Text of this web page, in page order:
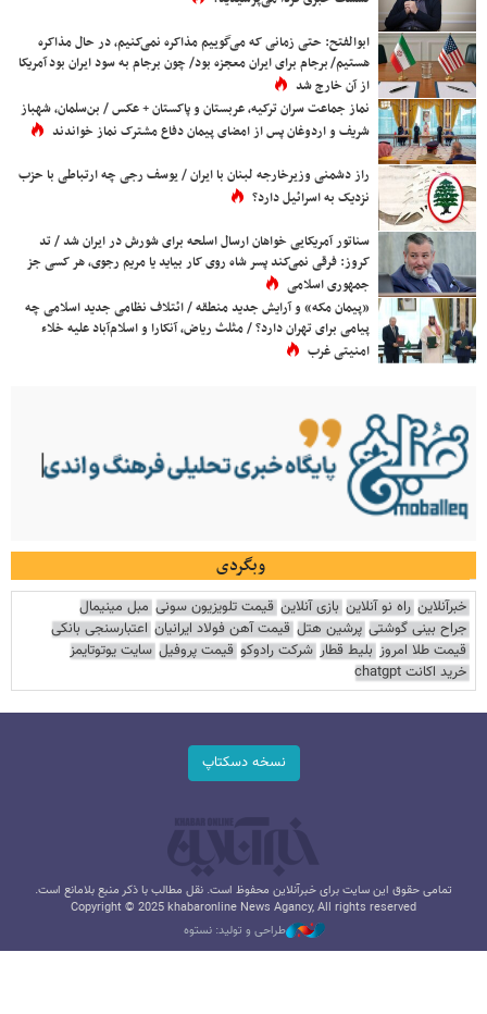
ابوالفتح: حتی زمانی که می‌گوییم مذاکره نمی‌کنیم، در حال مذاکره
هستیم/ برجام برای ایران معجزه بود/ چون برجام به سود ایران بود آمریکا
از آن خارج شد
نماز جماعت سران ترکیه، عربستان و پاکستان + عکس / بن‌سلمان، شهباز
شریف و اردوغان پس از امضای پیمان دفاع مشترک نماز خواندند
راز دشمنی وزیرخارجه لبنان با ایران / یوسف رجی چه ارتباطی با حزب
نزدیک به اسرائیل دارد؟
سناتور آمریکایی خواهان ارسال اسلحه برای شورش در ایران شد / تد
کروز: فرقی نمی‌کند پسر شاه روی کار بیاید یا مریم رجوی، هر کسی جز
جمهوری اسلامی
«پیمان مکه» و آرایش جدید منطقه / ائتلاف نظامی جدید اسلامی چه
پیامی برای تهران دارد؟ / مثلث ریاض، آنکارا و اسلام‌آباد علیه خلاء
امنیتی غرب
وبگردی
خبرآنلاین راه نو آنلاین بازی آنلاین قیمت تلویزیون سونی مبل مینیمال
جراح بینی گوشتی پرشین هتل قیمت آهن فولاد ایرانیان اعتبارسنجی بانکی
قیمت طلا امروز بلیط قطار شرکت رادوکو قیمت پروفیل سایت یوتوتایمز
خرید اکانت chatgpt
نسخه دسکتاپ
تمامی حقوق این سایت برای خبرآنلاین محفوظ است. نقل مطالب با ذکر منبع بلامانع است.
Copyright © 2025 khabaronline News Agancy, All rights reserved
طراحی و تولید: نستوه